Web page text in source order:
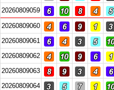
20260809059
20260809060
20260809061
20260809062
20260809063
20260809064